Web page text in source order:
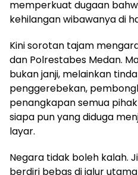
memperkuat dugaan
kehilangan wibawanya di
Kini sorotan tajam
dan Polrestabes Medan.
bukan janji, melainkan
penggerebekan,
penangkapan semua
siapa pun yang diduga
layar.
Negara tidak boleh kalah.
berdiri bebas di jalur